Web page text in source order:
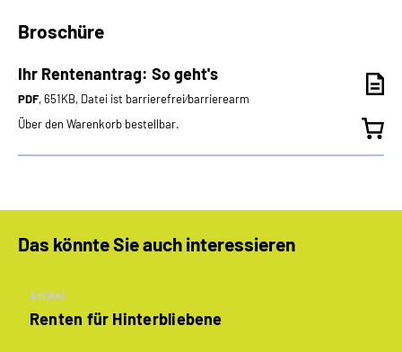
Broschüre
Ihr Rentenantrag: So geht's
PDF, 651KB, Datei ist barrierefrei⁄barrierearm
Über den Warenkorb bestellbar.
Das könnte Sie auch interessieren
Artikel
Renten für Hinterbliebene